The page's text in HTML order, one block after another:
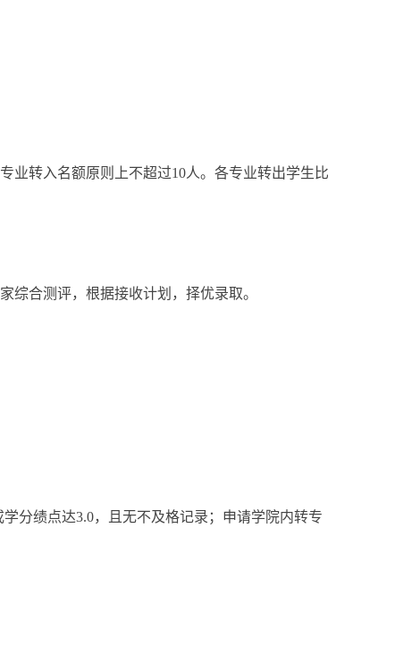
业转入名额原则上不超过10人。各专业转出学生比
综合测评，根据接收计划，择优录取。
分绩点达3.0，且无不及格记录；申请学院内转专